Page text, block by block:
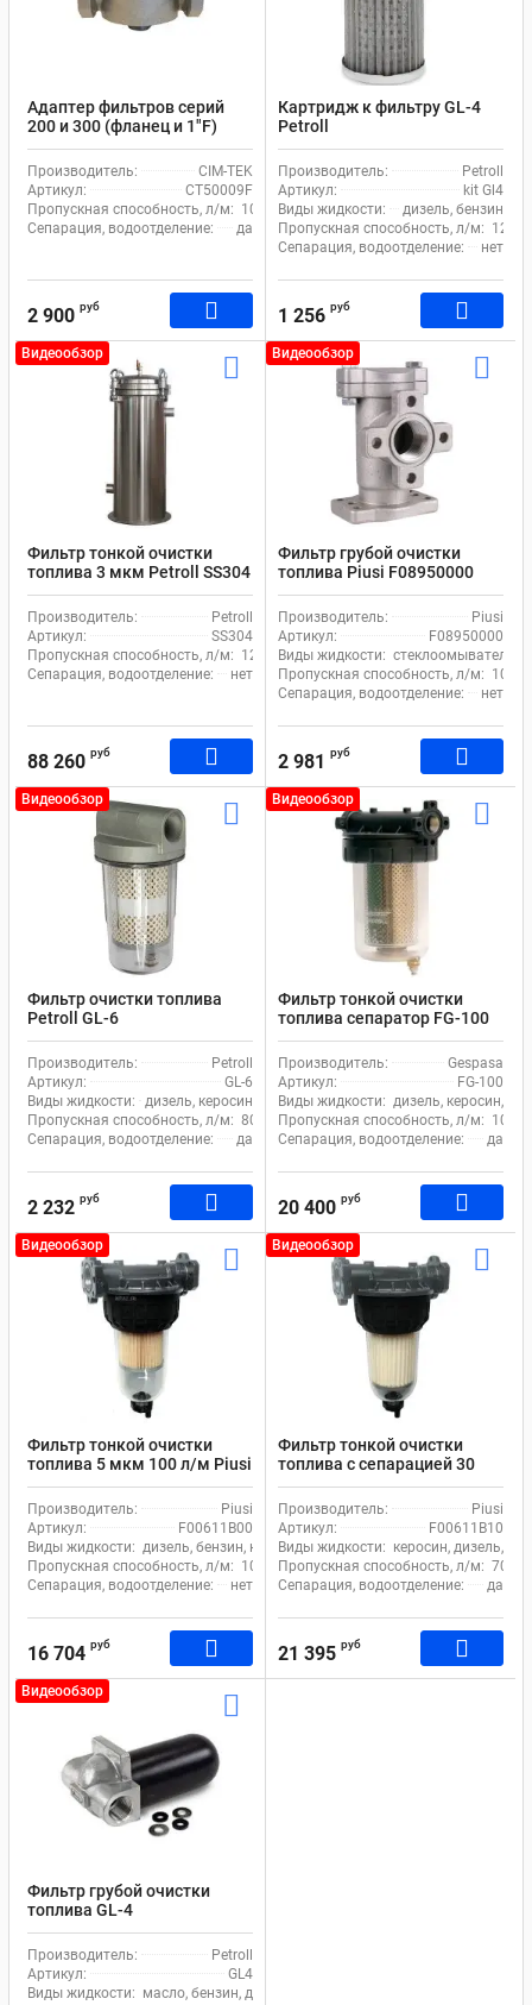
Адаптер фильтров серий
200 и 300 (фланец и 1"F)
Piusi CIM-TEK
Производитель:
CIM-TEK
Артикул:
СТ50009F
Пропускная способность, л/м: 100
Сепарация, водоотделение:
да
2 900 руб
Картридж к фильтру GL-4
Petroll
Производитель:
Petroll
Артикул:
kit Gl4
Виды жидкости:
дизель, бензин
Пропускная способность, л/м: 120
Сепарация, водоотделение:
нет
1 256 руб
Видеообзор
Фильтр тонкой очистки
топлива 3 мкм Petroll SS304
Производитель:
Petroll
Артикул:
SS304
Пропускная способность, л/м: 120
Сепарация, водоотделение:
нет
88 260 руб
Видеообзор
Фильтр грубой очистки
топлива Piusi F08950000
линейный 100 мкм
Производитель:
Piusi
Артикул:
F08950000
Виды жидкости: стеклоомыватель,
Пропускная способность, л/м: 105
Сепарация, водоотделение:
нет
2 981 руб
Видеообзор
Фильтр очистки топлива
Petroll GL-6
Производитель:
Petroll
Артикул:
GL-6
Виды жидкости:
дизель, керосин
Пропускная способность, л/м: 80
Сепарация, водоотделение:
да
2 232 руб
Видеообзор
Фильтр тонкой очистки
топлива сепаратор FG-100
Gespasa
Производитель:
Gespasa
Артикул:
FG-100
Виды жидкости: дизель, керосин,
Пропускная способность, л/м: 105
Сепарация, водоотделение:
да
20 400 руб
Видеообзор
Фильтр тонкой очистки
топлива 5 мкм 100 л/м Piusi
Clear Captor Filter Kit
F00611B00
Производитель:
Piusi
Артикул:
F00611B00
Виды жидкости: дизель, бензин, керосин
Пропускная способность, л/м: 100
Сепарация, водоотделение:
нет
16 704 руб
Видеообзор
Фильтр тонкой очистки
топлива с сепарацией 30
мкм 70 л.м. Piusi Clear
Captor Filter Kit water
F00611B10
Производитель:
Piusi
Артикул:
F00611B10
Виды жидкости: керосин, дизель,
Пропускная способность, л/м: 70
Сепарация, водоотделение:
да
21 395 руб
Видеообзор
Фильтр грубой очистки
топлива GL-4
Производитель:
Petroll
Артикул:
GL4
Виды жидкости: масло, бензин, дизель, керосин